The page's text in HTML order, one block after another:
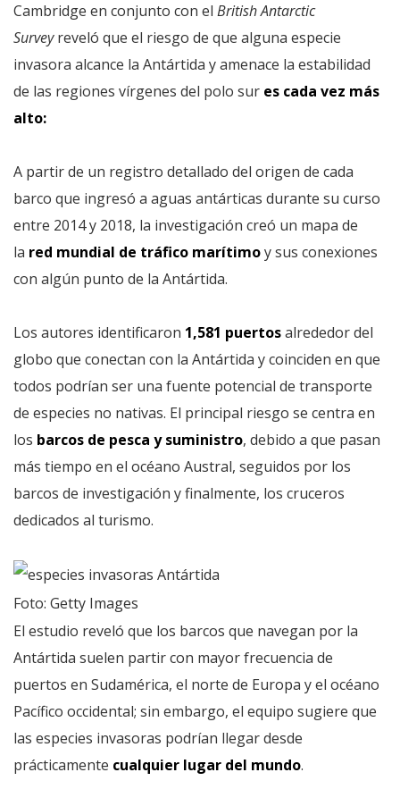
Cambridge en conjunto con el British Antarctic
Surveyreveló que el riesgo de que alguna especie
invasora alcance la Antártida y amenace la estabilidad
de las regiones vírgenes del polo sur es cada vez más
alto:
A partir de un registro detallado del origen de cada
barco que ingresó a aguas antárticas durante su curso
entre 2014 y 2018, la investigación creó un mapa de
la red mundial de tráfico marítimoy sus conexiones
con algún punto de la Antártida.
Los autores identificaron 1,581 puertosalrededor del
globo que conectan con la Antártida y coinciden en que
todos podrían ser una fuente potencial de transporte
de especies no nativas. El principal riesgo se centra en
los barcos de pesca y suministro, debido a que pasan
más tiempo en el océano Austral, seguidos por los
barcos de investigación y finalmente, los cruceros
dedicados al turismo.
Foto: Getty Images
El estudio reveló que los barcos que navegan por la
Antártida suelen partir con mayor frecuencia de
puertos en Sudamérica, el norte de Europa y el océano
Pacífico occidental; sin embargo, el equipo sugiere que
las especies invasoras podrían llegar desde
prácticamente cualquier lugar del mundo.